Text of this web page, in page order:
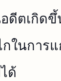
อดีตเกิดขึ้
กในการ
ด้